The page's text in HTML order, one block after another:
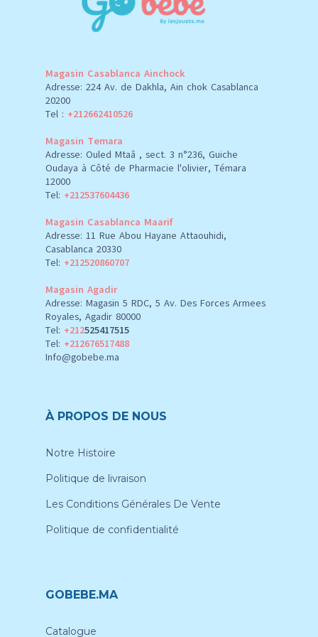
Magasin Casablanca Ainchock
Adresse: 224 Av. de Dakhla, Ain chok Casablanca
20200
Tel : +212662410526
Magasin Temara
Adresse: Ouled Mtaâ , sect. 3 n°236, Guiche
Oudaya à Côté de Pharmacie l'olivier, Témara
12000
Tel: +212537604436
Magasin Casablanca Maarif
Adresse: 11 Rue Abou Hayane Attaouhidi,
Casablanca 20330
Tel: +212520860707
Magasin Agadir
Adresse: Magasin 5 RDC, 5 Av. Des Forces Armees
Royales, Agadir 80000
Tel: +212525417515
Tel: +212676517488
Info@gobebe.ma
À PROPOS DE NOUS
Notre Histoire
Politique de livraison
Les Conditions Générales De Vente
Politique de confidentialité
GOBEBE.MA
Catalogue